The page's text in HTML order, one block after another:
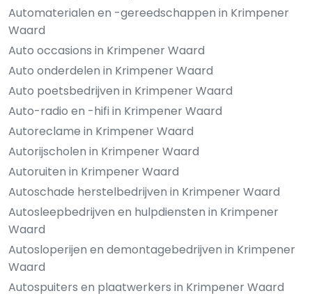
Automaterialen en -gereedschappen in Krimpener
Waard
Auto occasions in Krimpener Waard
Auto onderdelen in Krimpener Waard
Auto poetsbedrijven in Krimpener Waard
Auto-radio en -hifi in Krimpener Waard
Autoreclame in Krimpener Waard
Autorijscholen in Krimpener Waard
Autoruiten in Krimpener Waard
Autoschade herstelbedrijven in Krimpener Waard
Autosleepbedrijven en hulpdiensten in Krimpener
Waard
Autosloperijen en demontagebedrijven in Krimpener
Waard
Autospuiters en plaatwerkers in Krimpener Waard